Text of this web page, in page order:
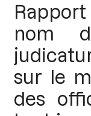
nom
sur le
des